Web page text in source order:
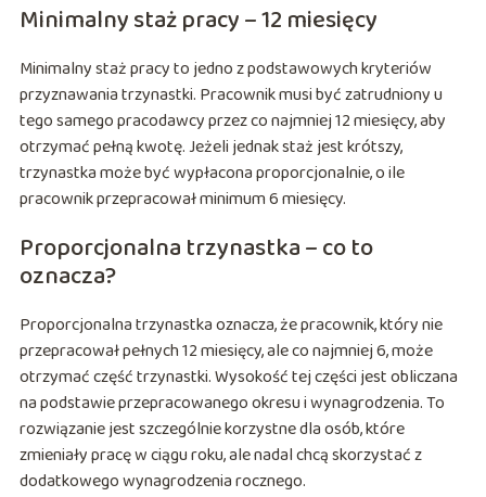
Minimalny staż pracy – 12 miesięcy
Minimalny staż pracy to jedno z podstawowych kryteriów
przyznawania trzynastki. Pracownik musi być zatrudniony u
tego samego pracodawcy przez co najmniej 12 miesięcy, aby
otrzymać pełną kwotę. Jeżeli jednak staż jest krótszy,
trzynastka może być wypłacona proporcjonalnie, o ile
pracownik przepracował minimum 6 miesięcy.
Proporcjonalna trzynastka – co to
oznacza?
Proporcjonalna trzynastka oznacza, że pracownik, który nie
przepracował pełnych 12 miesięcy, ale co najmniej 6, może
otrzymać część trzynastki. Wysokość tej części jest obliczana
na podstawie przepracowanego okresu i wynagrodzenia. To
rozwiązanie jest szczególnie korzystne dla osób, które
zmieniały pracę w ciągu roku, ale nadal chcą skorzystać z
dodatkowego wynagrodzenia rocznego.